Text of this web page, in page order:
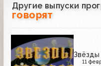
Другие выпуски
говорят
Звёзды
11